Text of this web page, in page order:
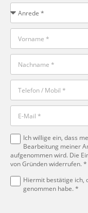
Ich willige ein, dass
Bearbeitung meiner
aufgenommen wird. Die
von Gründen widerrufen. *
Hiermit bestätige ich,
genommen habe. *